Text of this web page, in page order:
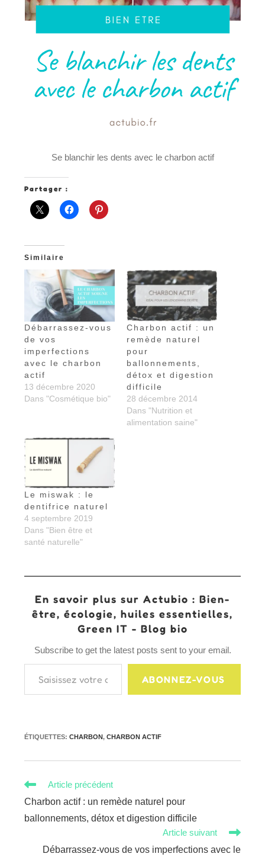
Se blanchir les dents avec le charbon actif
Partager :
Similaire
Débarrassez-vous
de vos
imperfections
avec le charbon
actif
13 décembre 2020
Dans "Cosmétique bio"
Charbon actif : un
remède naturel
pour
ballonnements,
détox et digestion
difficile
28 décembre 2014
Dans "Nutrition et
alimentation saine"
Le miswak : le
dentifrice naturel
4 septembre 2019
Dans "Bien être et
santé naturelle"
En savoir plus sur Actubio : Bien-
être, écologie, huiles essentielles,
Green IT - Blog bio
Subscribe to get the latest posts sent to your email.
Saisissez votre adresse e-mail…
ABONNEZ-VOUS
ÉTIQUETTES:CHARBON, CHARBON ACTIF
Read
articles
Article précédent
Charbon actif : un remède naturel pour
ballonnements, détox et digestion difficile
Article suivant
Débarrassez-vous de vos imperfections avec le